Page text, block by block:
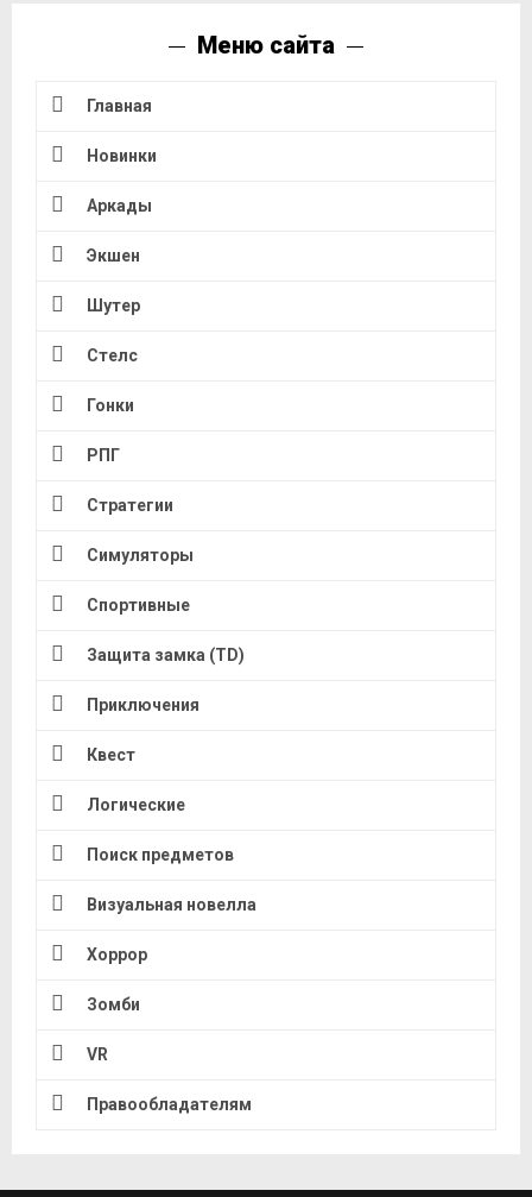
Меню сайта
Главная
Новинки
Аркады
Экшен
Шутер
Стелс
Гонки
РПГ
Стратегии
Симуляторы
Спортивные
Защита замка (TD)
Приключения
Квест
Логические
Поиск предметов
Визуальная новелла
Хоррор
Зомби
VR
Правообладателям